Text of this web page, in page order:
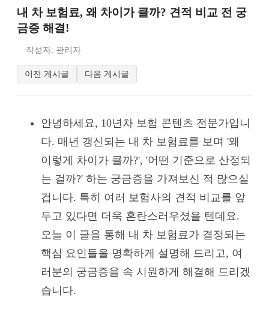
내 차 보험료, 왜 차이가 클까? 견적 비교 전 궁
금증 해결!
작성자: 관리자
이전 게시글 다음 게시글
안녕하세요, 10년차 보험 콘텐츠 전문가입니
다. 매년 갱신되는 내 차 보험료를 보며 '왜
이렇게 차이가 클까?', '어떤 기준으로 산정되
는 걸까?' 하는 궁금증을 가져보신 적 많으실
겁니다. 특히 여러 보험사의 견적 비교를 앞
두고 있다면 더욱 혼란스러우셨을 텐데요.
오늘 이 글을 통해 내 차 보험료가 결정되는
핵심 요인들을 명확하게 설명해 드리고, 여
러분의 궁금증을 속 시원하게 해결해 드리겠
습니다.